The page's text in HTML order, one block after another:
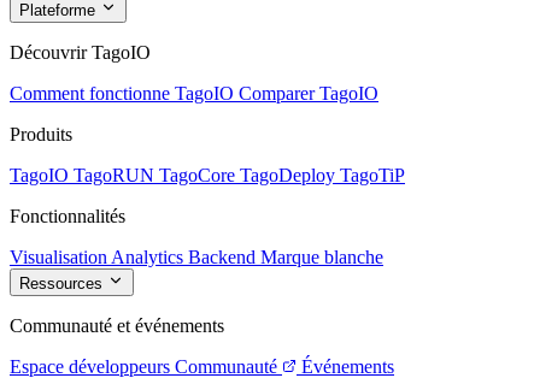
Plateforme
Découvrir TagoIO
Comment fonctionne TagoIO Comparer TagoIO
Produits
TagoIO TagoRUN TagoCore TagoDeploy TagoTiP
Fonctionnalités
Visualisation Analytics Backend Marque blanche
Ressources
Communauté et événements
Espace développeurs Communauté
Événements